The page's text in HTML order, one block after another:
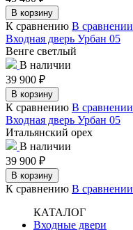
В корзину
К сравнению В сравнении
Входная дверь Урбан 05
Венге светлый
В наличии
39 900 ₽
В корзину
К сравнению В сравнении
Входная дверь Урбан 05
Итальянский орех
В наличии
39 900 ₽
В корзину
К сравнению В сравнении
КАТАЛОГ
Входные двери